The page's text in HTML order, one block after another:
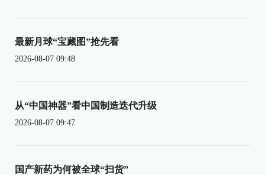
最新月球“宝藏图”抢先看
2026-08-07 09:48
从“中国神器”看中国制造迭代升级
2026-08-07 09:47
国产新药为何被全球“扫货”